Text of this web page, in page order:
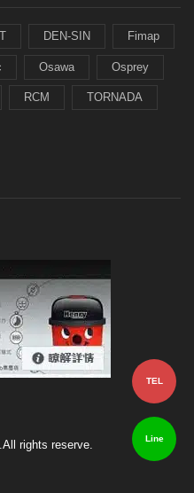
DEN-SIN Fimap
Osawa Osprey
RCM TORNADA
rights reserve.
TEL
Line